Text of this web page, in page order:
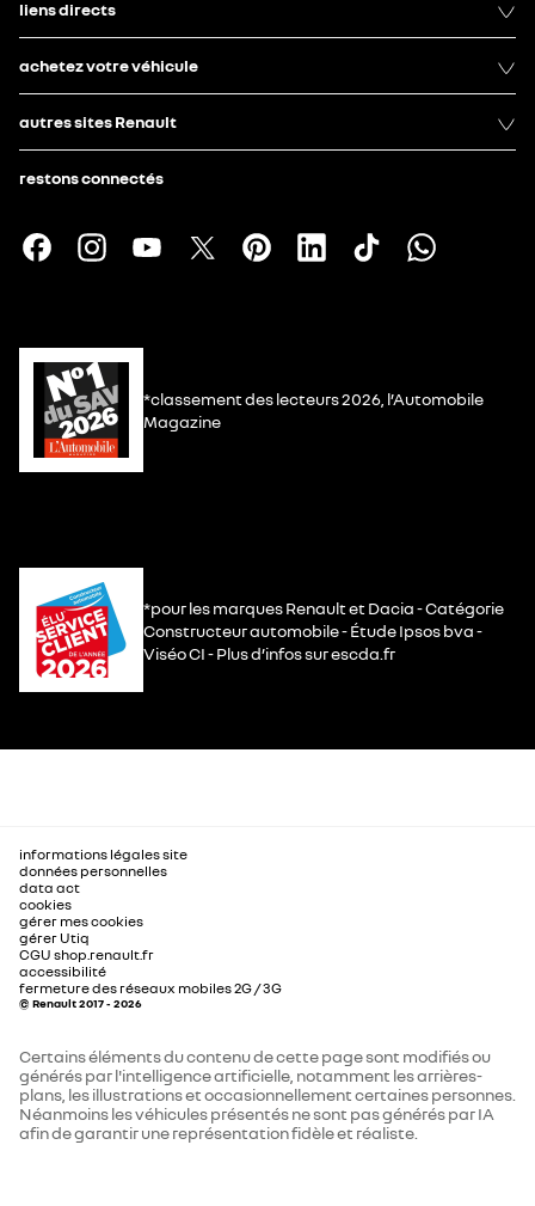
liens directs
achetez votre véhicule
autres sites Renault
restons connectés
*classement des lecteurs 2026, l’Automobile
Magazine
*pour les marques Renault et Dacia - Catégorie
Constructeur automobile - Étude Ipsos bva -
Viséo CI - Plus d’infos sur escda.fr
informations légales site
données personnelles
data act
cookies
gérer mes cookies
gérer Utiq
CGU shop.renault.fr
accessibilité
fermeture des réseaux mobiles 2G / 3G
© Renault 2017 - 2026
Certains éléments du contenu de cette page sont modifiés ou
générés par l'intelligence artificielle, notamment les arrières-
plans, les illustrations et occasionnellement certaines personnes.
Néanmoins les véhicules présentés ne sont pas générés par IA
afin de garantir une représentation fidèle et réaliste.